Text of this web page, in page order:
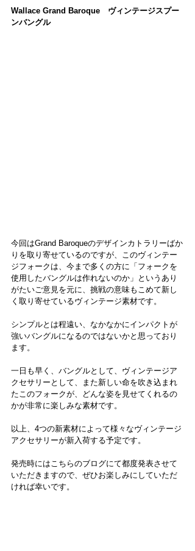
Wallace Grand Baroque　ヴィンテージスプー
ンバングル
今回はGrand Baroqueのデザインカトラリーばか
りを取り寄せているのですが、このヴィンテー
ジフォークは、今まで多くの方に「フォークを
使用したバングルは作れないのか」というあり
がたいご意見を元に、挑戦の意味もこめて新し
く取り寄せているヴィンテージ素材です。
シンプルとは程遠い、なかなかにインパクトが
強いバングルになるのではないかと思っており
ます。
一日も早く、バングルとして、ヴィンテージア
クセサリーとして、また新しい命を吹き込まれ
たこのフォークが、どんな姿を見せてくれるの
かが非常に楽しみな素材です。
以上、4つの新素材によって様々なヴィンテージ
アクセサリーが新入荷する予定です。
発売時にはこちらのブログにて都度発表させて
いただきますので、ぜひお楽しみにしていただ
ければ幸いです。